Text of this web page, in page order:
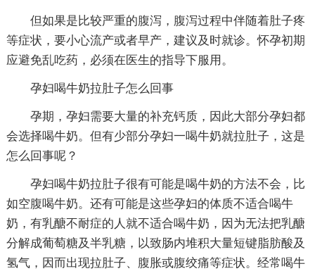
但如果是比较严重的腹泻，腹泻过程中伴随着肚子疼
等症状，要小心流产或者早产，建议及时就诊。怀孕初期
应避免乱吃药，必须在医生的指导下服用。
孕妇喝牛奶拉肚子怎么回事
孕期，孕妇需要大量的补充钙质，因此大部分孕妇都
会选择喝牛奶。但有少部分孕妇一喝牛奶就拉肚子，这是
怎么回事呢？
孕妇喝牛奶拉肚子很有可能是喝牛奶的方法不会，比
如空腹喝牛奶。还有可能是这些孕妇的体质不适合喝牛
奶，有乳醣不耐症的人就不适合喝牛奶，因为无法把乳醣
分解成葡萄糖及半乳糖，以致肠内堆积大量短键脂肪酸及
氢气，因而出现拉肚子、腹胀或腹绞痛等症状。经常喝牛